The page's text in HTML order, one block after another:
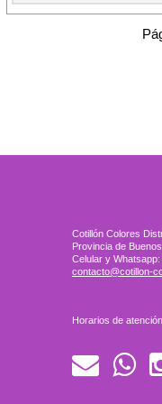
Cotillón Colores
Provincia de
Celular y Whatsapp:
contacto@cotillon-
Horarios de